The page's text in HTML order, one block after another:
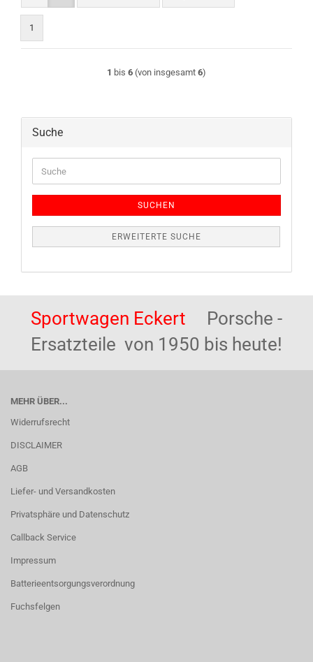
1
1 bis 6 (von insgesamt 6)
Suche
SUCHEN
ERWEITERTE SUCHE
Sportwagen Eckert Porsche -
Ersatzteile von 1950 bis heute!
MEHR ÜBER...
Widerrufsrecht
DISCLAIMER
AGB
Liefer- und Versandkosten
Privatsphäre und Datenschutz
Callback Service
Impressum
Batterieentsorgungsverordnung
Fuchsfelgen